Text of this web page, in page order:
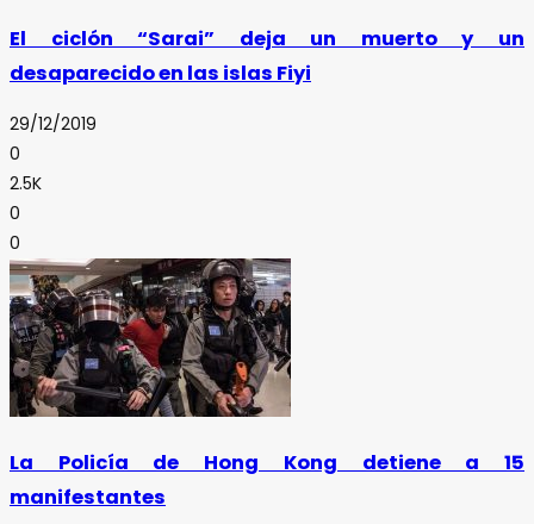
El ciclón “Sarai” deja un muerto y un
desaparecido en las islas Fiyi
29/12/2019
0
2.5K
0
0
La Policía de Hong Kong detiene a 15
manifestantes